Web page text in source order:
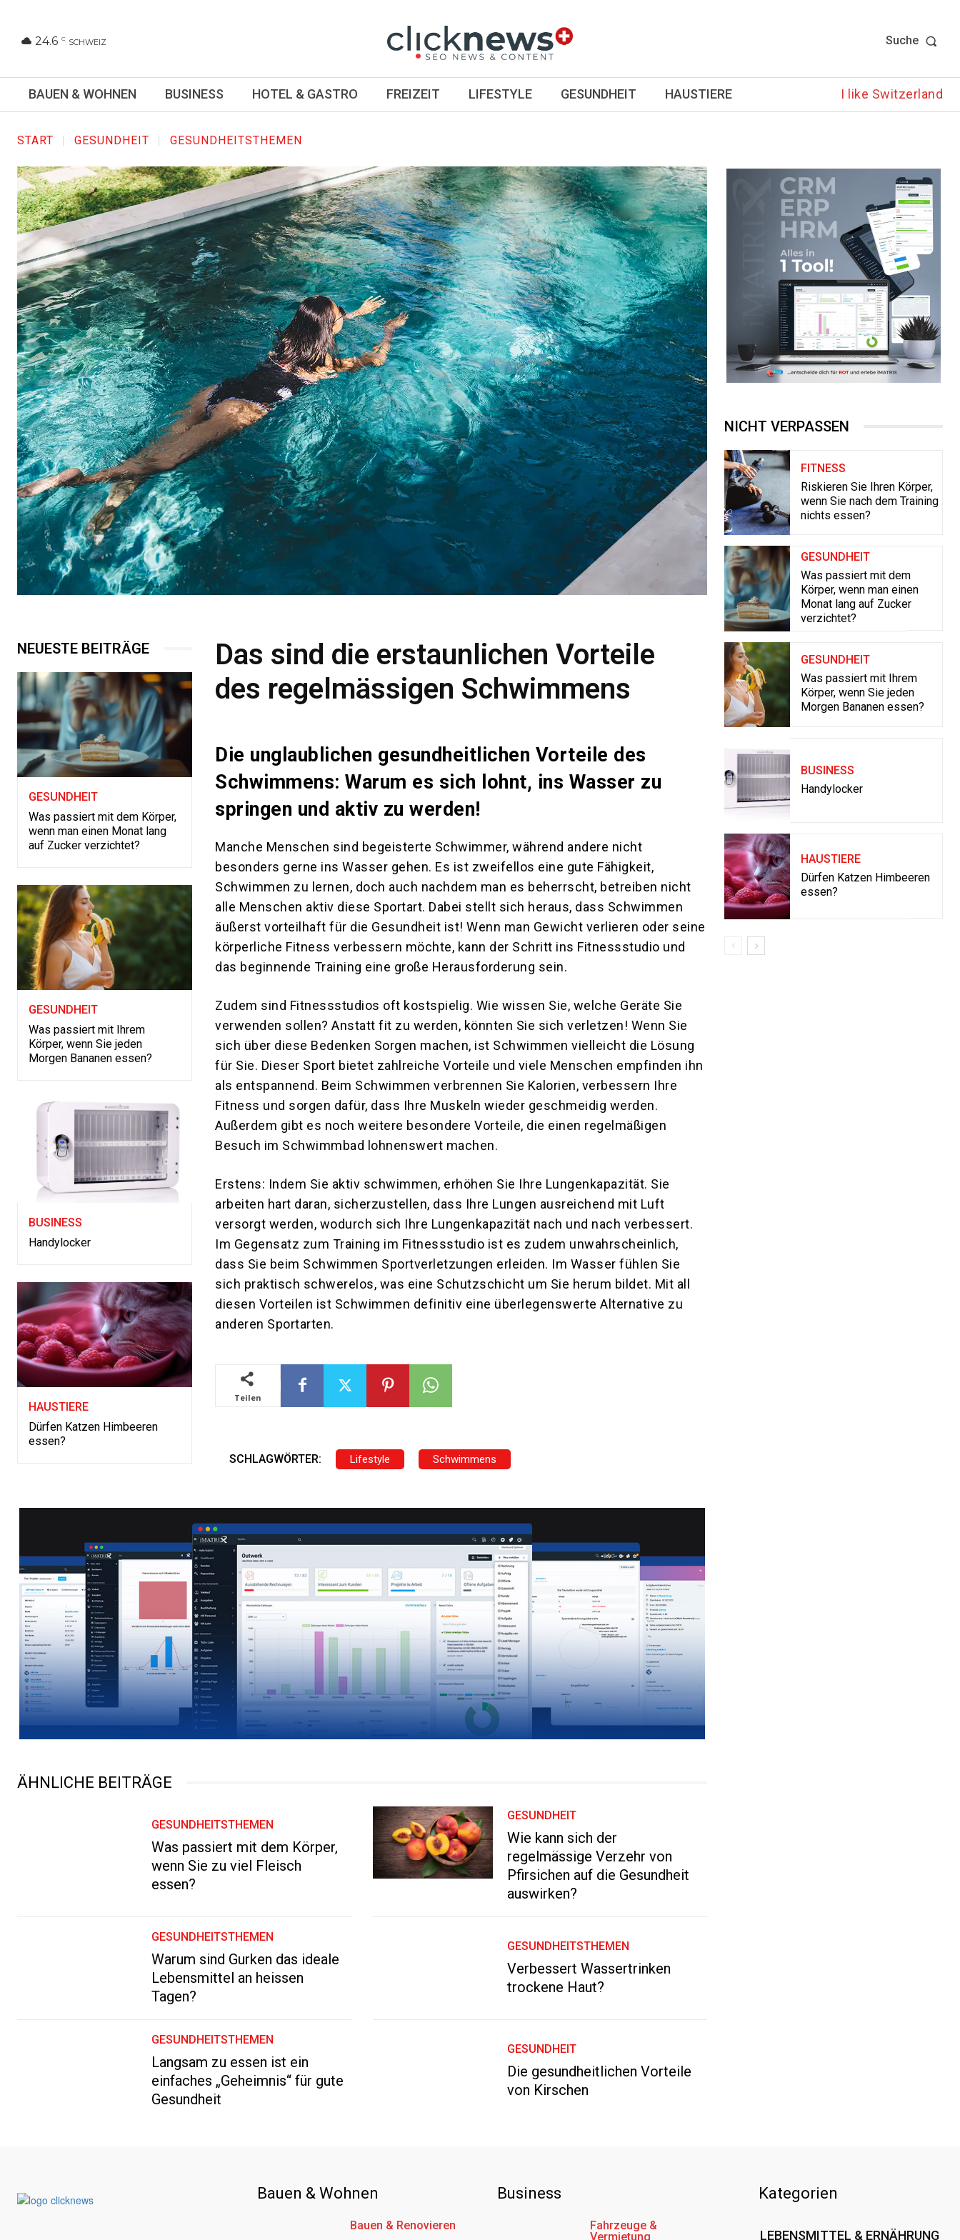
24.6 C SCHWEIZ Suche
BAUEN & WOHNEN BUSINESS HOTEL & GASTRO FREIZEIT LIFESTYLE GESUNDHEIT HAUSTIERE I like Switzerland
START GESUNDHEIT GESUNDHEITSTHEMEN
NEUESTE BEITRÄGE
GESUNDHEIT
Was passiert mit dem Körper,
wenn man einen Monat lang
auf Zucker verzichtet?
GESUNDHEIT
Was passiert mit Ihrem
Körper, wenn Sie jeden
Morgen Bananen essen?
BUSINESS
Handylocker
HAUSTIERE
Dürfen Katzen Himbeeren
essen?
Das sind die erstaunlichen Vorteile
des regelmässigen Schwimmens
Die unglaublichen gesundheitlichen Vorteile des
Schwimmens: Warum es sich lohnt, ins Wasser zu
springen und aktiv zu werden!
Manche Menschen sind begeisterte Schwimmer, während andere nicht
besonders gerne ins Wasser gehen. Es ist zweifellos eine gute Fähigkeit,
Schwimmen zu lernen, doch auch nachdem man es beherrscht, betreiben nicht
alle Menschen aktiv diese Sportart. Dabei stellt sich heraus, dass Schwimmen
äußerst vorteilhaft für die Gesundheit ist! Wenn man Gewicht verlieren oder seine
körperliche Fitness verbessern möchte, kann der Schritt ins Fitnessstudio und
das beginnende Training eine große Herausforderung sein.
Zudem sind Fitnessstudios oft kostspielig. Wie wissen Sie, welche Geräte Sie
verwenden sollen? Anstatt fit zu werden, könnten Sie sich verletzen! Wenn Sie
sich über diese Bedenken Sorgen machen, ist Schwimmen vielleicht die Lösung
für Sie. Dieser Sport bietet zahlreiche Vorteile und viele Menschen empfinden ihn
als entspannend. Beim Schwimmen verbrennen Sie Kalorien, verbessern Ihre
Fitness und sorgen dafür, dass Ihre Muskeln wieder geschmeidig werden.
Außerdem gibt es noch weitere besondere Vorteile, die einen regelmäßigen
Besuch im Schwimmbad lohnenswert machen.
Erstens: Indem Sie aktiv schwimmen, erhöhen Sie Ihre Lungenkapazität. Sie
arbeiten hart daran, sicherzustellen, dass Ihre Lungen ausreichend mit Luft
versorgt werden, wodurch sich Ihre Lungenkapazität nach und nach verbessert.
Im Gegensatz zum Training im Fitnessstudio ist es zudem unwahrscheinlich,
dass Sie beim Schwimmen Sportverletzungen erleiden. Im Wasser fühlen Sie
sich praktisch schwerelos, was eine Schutzschicht um Sie herum bildet. Mit all
diesen Vorteilen ist Schwimmen definitiv eine überlegenswerte Alternative zu
anderen Sportarten.
Teilen
SCHLAGWÖRTER: Lifestyle Schwimmens
ÄHNLICHE BEITRÄGE
GESUNDHEITSTHEMEN
Was passiert mit dem Körper,
wenn Sie zu viel Fleisch
essen?
GESUNDHEIT
Wie kann sich der
regelmässige Verzehr von
Pfirsichen auf die Gesundheit
auswirken?
GESUNDHEITSTHEMEN
Warum sind Gurken das ideale
Lebensmittel an heissen
Tagen?
GESUNDHEITSTHEMEN
Verbessert Wassertrinken
trockene Haut?
GESUNDHEITSTHEMEN
Langsam zu essen ist ein
einfaches „Geheimnis“ für gute
Gesundheit
GESUNDHEIT
Die gesundheitlichen Vorteile
von Kirschen
NICHT VERPASSEN
FITNESS
Riskieren Sie Ihren Körper,
wenn Sie nach dem Training
nichts essen?
GESUNDHEIT
Was passiert mit dem
Körper, wenn man einen
Monat lang auf Zucker
verzichtet?
GESUNDHEIT
Was passiert mit Ihrem
Körper, wenn Sie jeden
Morgen Bananen essen?
BUSINESS
Handylocker
HAUSTIERE
Dürfen Katzen Himbeeren
essen?
Bauen & Wohnen
Bauen & Renovieren
Business
Fahrzeuge &
Vermietung
Kategorien
LEBENSMITTEL & ERNÄHRUNG